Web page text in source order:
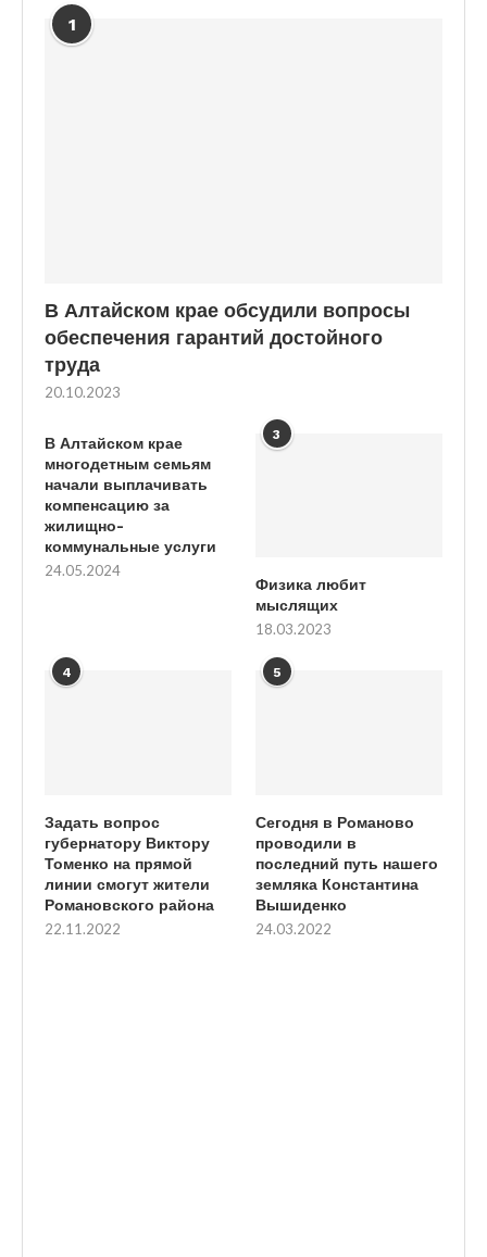
1
В Алтайском крае обсудили вопросы
обеспечения гарантий достойного
труда
20.10.2023
В Алтайском крае
многодетным семьям
начали выплачивать
компенсацию за
жилищно-
коммунальные услуги
24.05.2024
3
Физика любит
мыслящих
18.03.2023
4
Задать вопрос
губернатору Виктору
Томенко на прямой
линии смогут жители
Романовского района
22.11.2022
5
Сегодня в Романово
проводили в
последний путь нашего
земляка Константина
Вышиденко
24.03.2022